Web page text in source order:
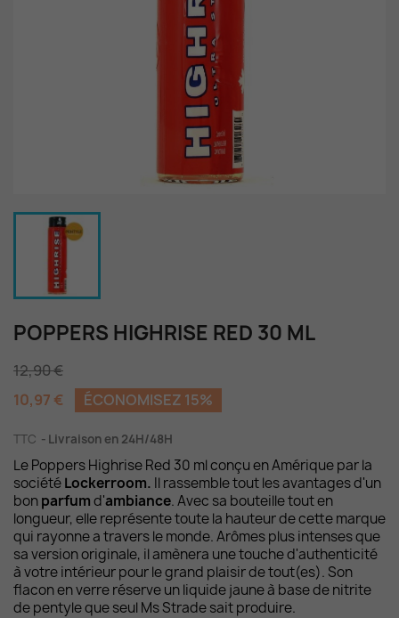
POPPERS HIGHRISE RED 30 ML
12,90 €
10,97 €
ÉCONOMISEZ 15%
TTC Livraison en 24H/48H
Le Poppers Highrise Red 30 ml conçu en Amérique par la
sociétéLockerroom. Il rassemble tout les avantages d'un
bonparfumd'ambiance. Avec sa bouteille tout en
longueur, elle représente toute la hauteur de cette marque
qui rayonne a travers le monde. Arômes plus intenses que
sa version originale, il amènera une touche d'authenticité
à votre intérieur pour le grand plaisir de tout(es). Son
flacon en verre réserve un liquide jaune à base de nitrite
de pentyle que seul Ms Strade sait produire.